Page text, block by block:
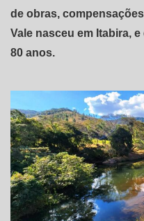
de obras,
Vale nasceu em Itabira,
80 anos.